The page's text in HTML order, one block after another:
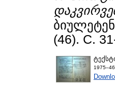
(46). С.